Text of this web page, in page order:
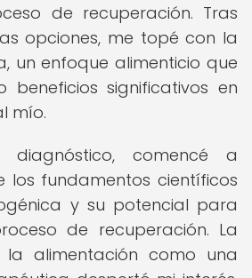
de recuperación. Tras
opciones, me topé con la
un enfoque alimenticio que
beneficios significativos en
mío.
comencé a
los fundamentos científicos
y su potencial para
de recuperación. La
alimentación como una